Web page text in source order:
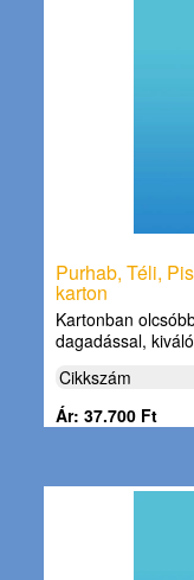
Purhab, Téli,
karton
Kartonban
dagadással,
Cikkszám
Ár: 37.700 Ft